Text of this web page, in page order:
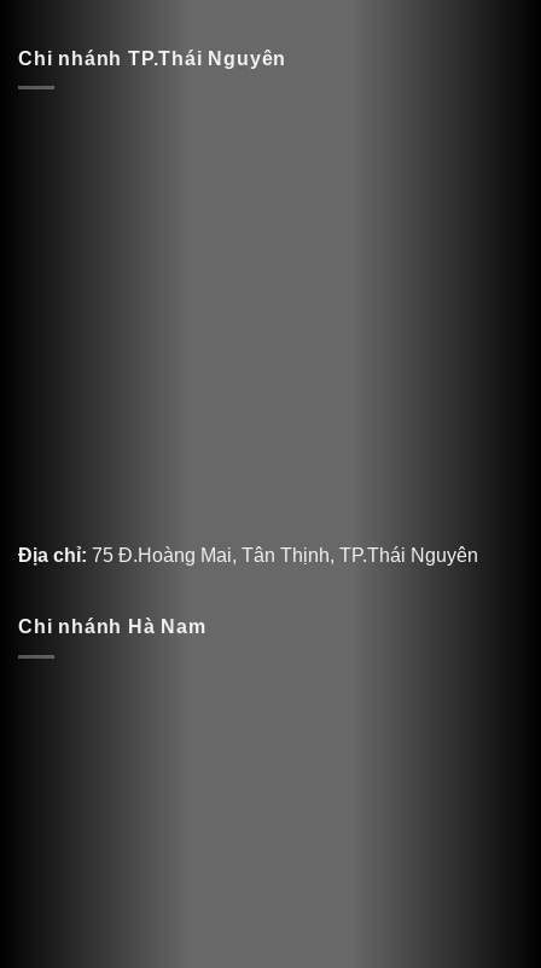
Chi nhánh TP.Thái Nguyên
Địa chỉ: 75 Đ.Hoàng Mai, Tân Thịnh, TP.Thái Nguyên
Chi nhánh Hà Nam